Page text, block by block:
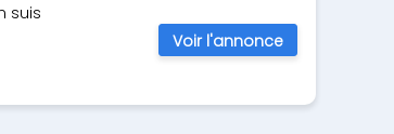
suis
Voir l'annonce